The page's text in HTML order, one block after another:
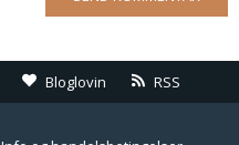
Bloglovin RSS